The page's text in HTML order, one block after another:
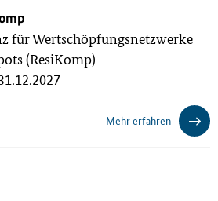
für Wertschöpfungsnetzwerke
(ResiKomp)
Mehr erfahren